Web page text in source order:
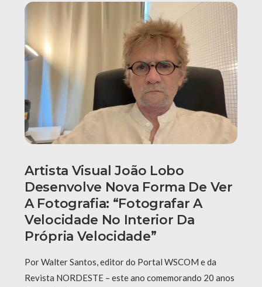
Artista Visual João Lobo
Desenvolve Nova Forma De Ver
A Fotografia: “fotografar A
Velocidade No Interior Da
Própria Velocidade”
Por Walter Santos, editor do Portal WSCOM e da
Revista NORDESTE – este ano comemorando 20 anos